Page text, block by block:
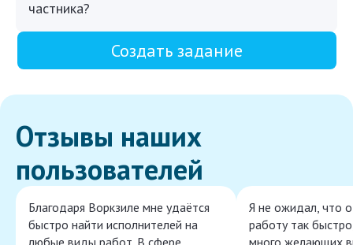
частника?
Создать задание
Отзывы наших
пользователей
Благодаря Воркзиле мне удаётся
быстро найти исполнителей на
Я не ожидал, что
работу так